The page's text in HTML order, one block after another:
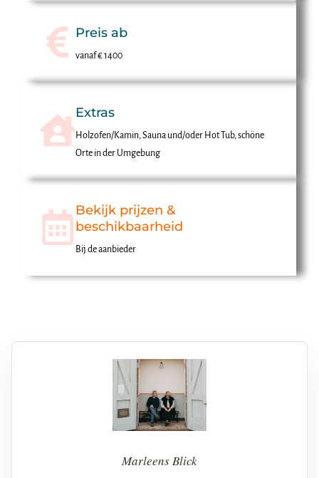
Preis ab
vanaf € 1400
Extras
Holzofen/Kamin, Sauna und/oder Hot Tub, schöne
Orte in der Umgebung
Bekijk prijzen &
beschikbaarheid
Bij de aanbieder
Marleens Blick